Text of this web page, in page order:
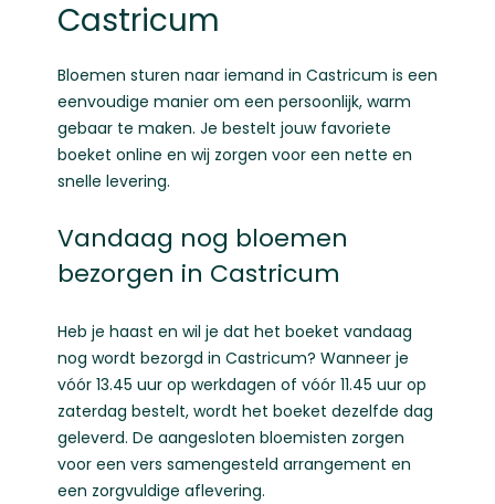
Castricum
Bloemen sturen naar iemand in Castricum is een
eenvoudige manier om een persoonlijk, warm
gebaar te maken. Je bestelt jouw favoriete
boeket online en wij zorgen voor een nette en
snelle levering.
Vandaag nog bloemen
bezorgen in Castricum
Heb je haast en wil je dat het boeket vandaag
nog wordt bezorgd in Castricum? Wanneer je
vóór 13.45 uur op werkdagen of vóór 11.45 uur op
zaterdag bestelt, wordt het boeket dezelfde dag
geleverd. De aangesloten bloemisten zorgen
voor een vers samengesteld arrangement en
een zorgvuldige aflevering.